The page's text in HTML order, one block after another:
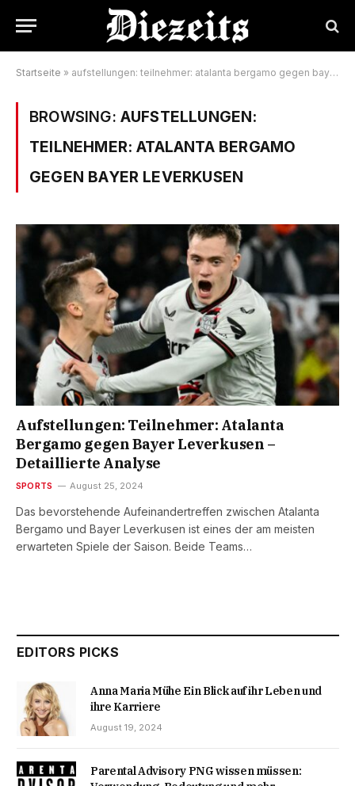
Startseite » aufstellungen: teilnehmer: atalanta bergamo gegen bayer leverkusen
BROWSING: AUFSTELLUNGEN:
TEILNEHMER: ATALANTA BERGAMO
GEGEN BAYER LEVERKUSEN
Aufstellungen: Teilnehmer: Atalanta
Bergamo gegen Bayer Leverkusen –
Detaillierte Analyse
SPORTS August 25, 2024
Das bevorstehende Aufeinandertreffen zwischen Atalanta
Bergamo und Bayer Leverkusen ist eines der am meisten
erwarteten Spiele der Saison. Beide Teams…
EDITORS PICKS
Anna Maria Mühe Ein Blick auf ihr Leben und
ihre Karriere
August 19, 2024
Parental Advisory PNG wissen müssen: